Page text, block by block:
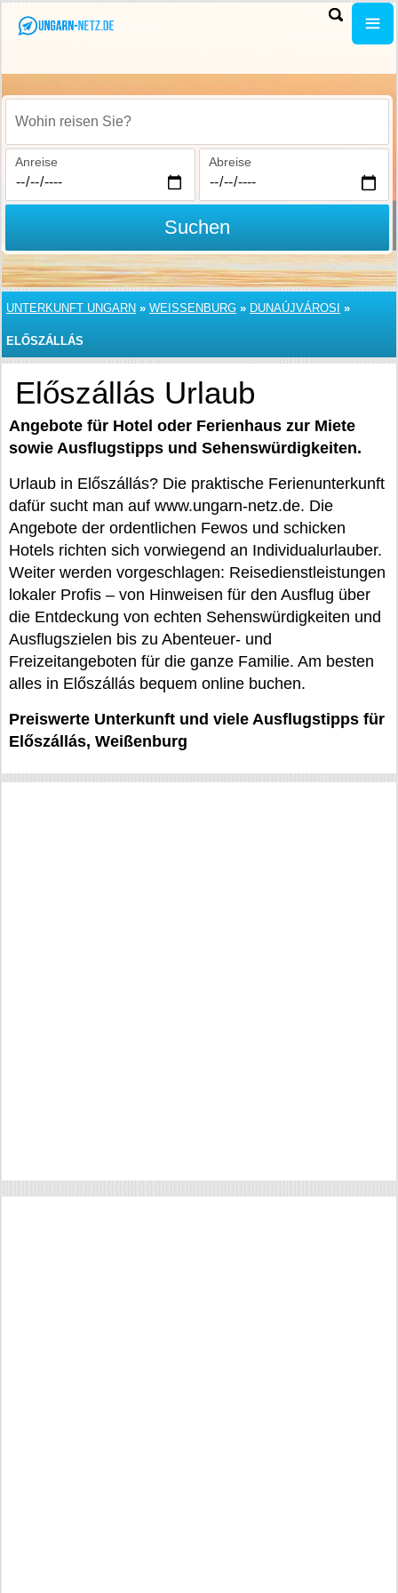
Wohin reisen Sie?
Anreise Abreise
Suchen
UNTERKUNFT UNGARN » WEISSENBURG » DUNAÚJVÁROSI »
ELŐSZÁLLÁS
Előszállás Urlaub
Angebote für Hotel oder Ferienhaus zur Miete
sowie Ausflugstipps und Sehenswürdigkeiten.
Urlaub in Előszállás? Die praktische Ferienunterkunft
dafür sucht man auf www.ungarn-netz.de. Die
Angebote der ordentlichen Fewos und schicken
Hotels richten sich vorwiegend an Individualurlauber.
Weiter werden vorgeschlagen: Reisedienstleistungen
lokaler Profis – von Hinweisen für den Ausflug über
die Entdeckung von echten Sehenswürdigkeiten und
Ausflugszielen bis zu Abenteuer- und
Freizeitangeboten für die ganze Familie. Am besten
alles in Előszállás bequem online buchen.
Preiswerte Unterkunft und viele Ausflugstipps für
Előszállás, Weißenburg